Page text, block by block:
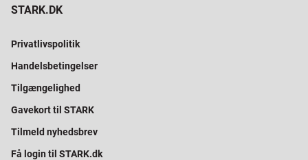
STARK.DK
Privatlivspolitik
Handelsbetingelser
Tilgængelighed
Gavekort til STARK
Tilmeld nyhedsbrev
Få login til STARK.dk